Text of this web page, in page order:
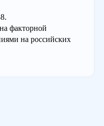
факторной
на российских